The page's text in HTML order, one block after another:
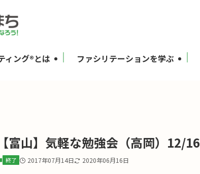
ィング®とは ファシリテーションを学ぶ
【富山】気軽な勉強会（高岡）12/16
終了 2017年07月14日 2020年06月16日